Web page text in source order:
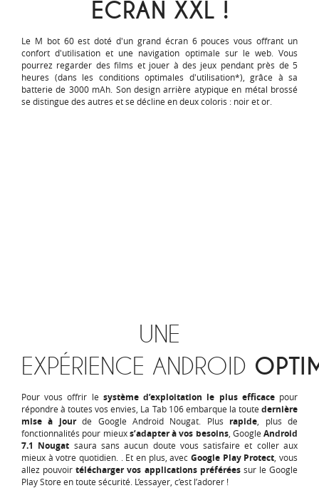
ÉCRAN XXL !
Le M bot 60 est doté d'un grand écran 6 pouces vous offrant un
confort d'utilisation et une navigation optimale sur le web. Vous
pourrez regarder des films et jouer à des jeux pendant près de 5
heures (dans les conditions optimales d'utilisation*), grâce à sa
batterie de 3000 mAh. Son design arrière atypique en métal brossé
se distingue des autres et se décline en deux coloris : noir et or.
UNE
EXPÉRIENCE ANDROID
Pour vous offrir le système d’exploitation le plus efficacepour
répondre à toutes vos envies, La Tab 106 embarque la toute dernière
mise à jourde Google Android Nougat. Plus rapide , plus de
fonctionnalités pour mieuxs’adapter à vos besoins, Google Android
7.1 Nougat saura sans aucun doute vous satisfaire et coller aux
mieux à votre quotidien. . Et en plus, avec Google Play Protect , vous
allez pouvoirtélécharger vos applications préféréessur le Google
Play Store en toute sécurité. L’essayer, c’est l’adorer !